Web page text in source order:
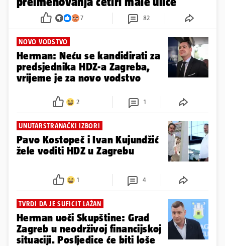
7 82
NOVO VODSTVO
Herman: Neću se kandidirati za
predsjednika HDZ-a Zagreba,
vrijeme je za novo vodstvo
2 1
UNUTARSTRANAČKI IZBORI
Pavo Kostopeč i Ivan Kujundžić
žele voditi HDZ u Zagrebu
1 4
TVRDI DA JE SUFICIT LAŽAN
Herman uoči Skupštine: Grad
Zagreb u neodrživoj financijskoj
situaciji. Posljedice će biti loše